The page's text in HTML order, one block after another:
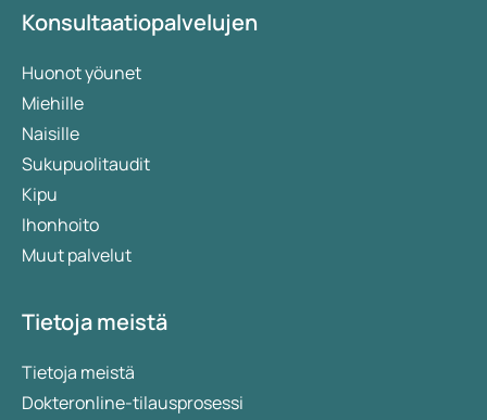
Konsultaatiopalvelujen
Huonot yöunet
Miehille
Naisille
Sukupuolitaudit
Kipu
Ihonhoito
Muut palvelut
Tietoja meistä
Tietoja meistä
Dokteronline-tilausprosessi